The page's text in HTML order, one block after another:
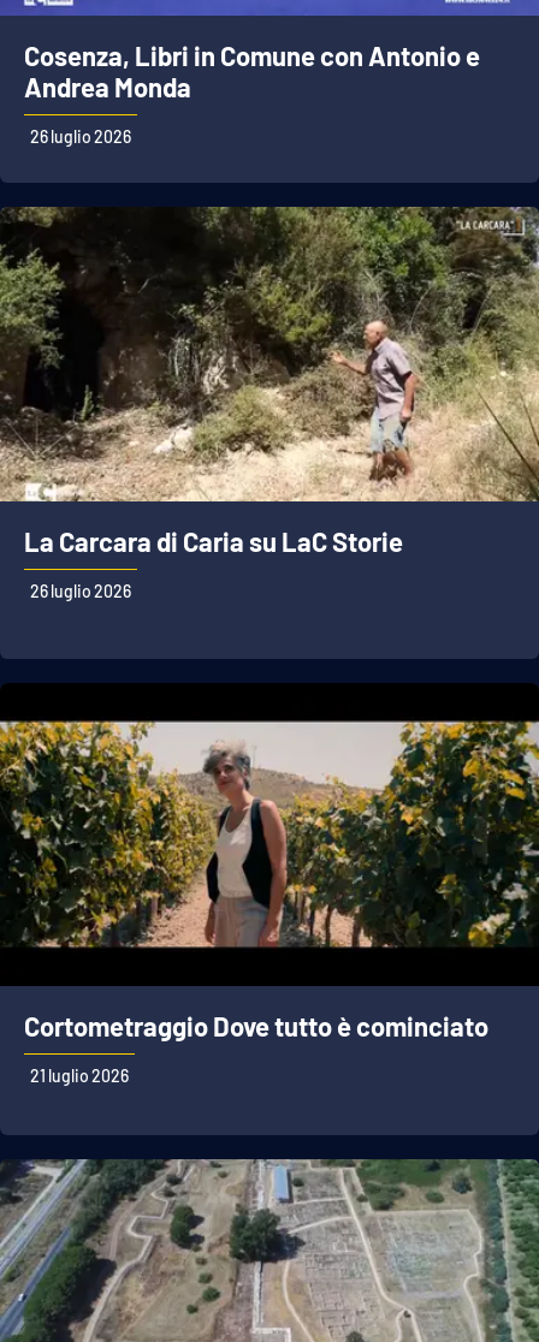
Cosenza, Libri in Comune con Antonio e
Andrea Monda
26 luglio 2026
La Carcara di Caria su LaC Storie
26 luglio 2026
Cortometraggio Dove tutto è cominciato
21 luglio 2026